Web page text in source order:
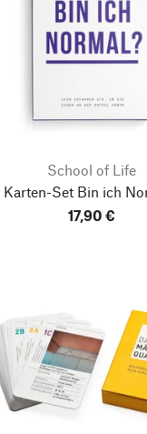
School of Life
Karten-Set Bin ich
17,90 €